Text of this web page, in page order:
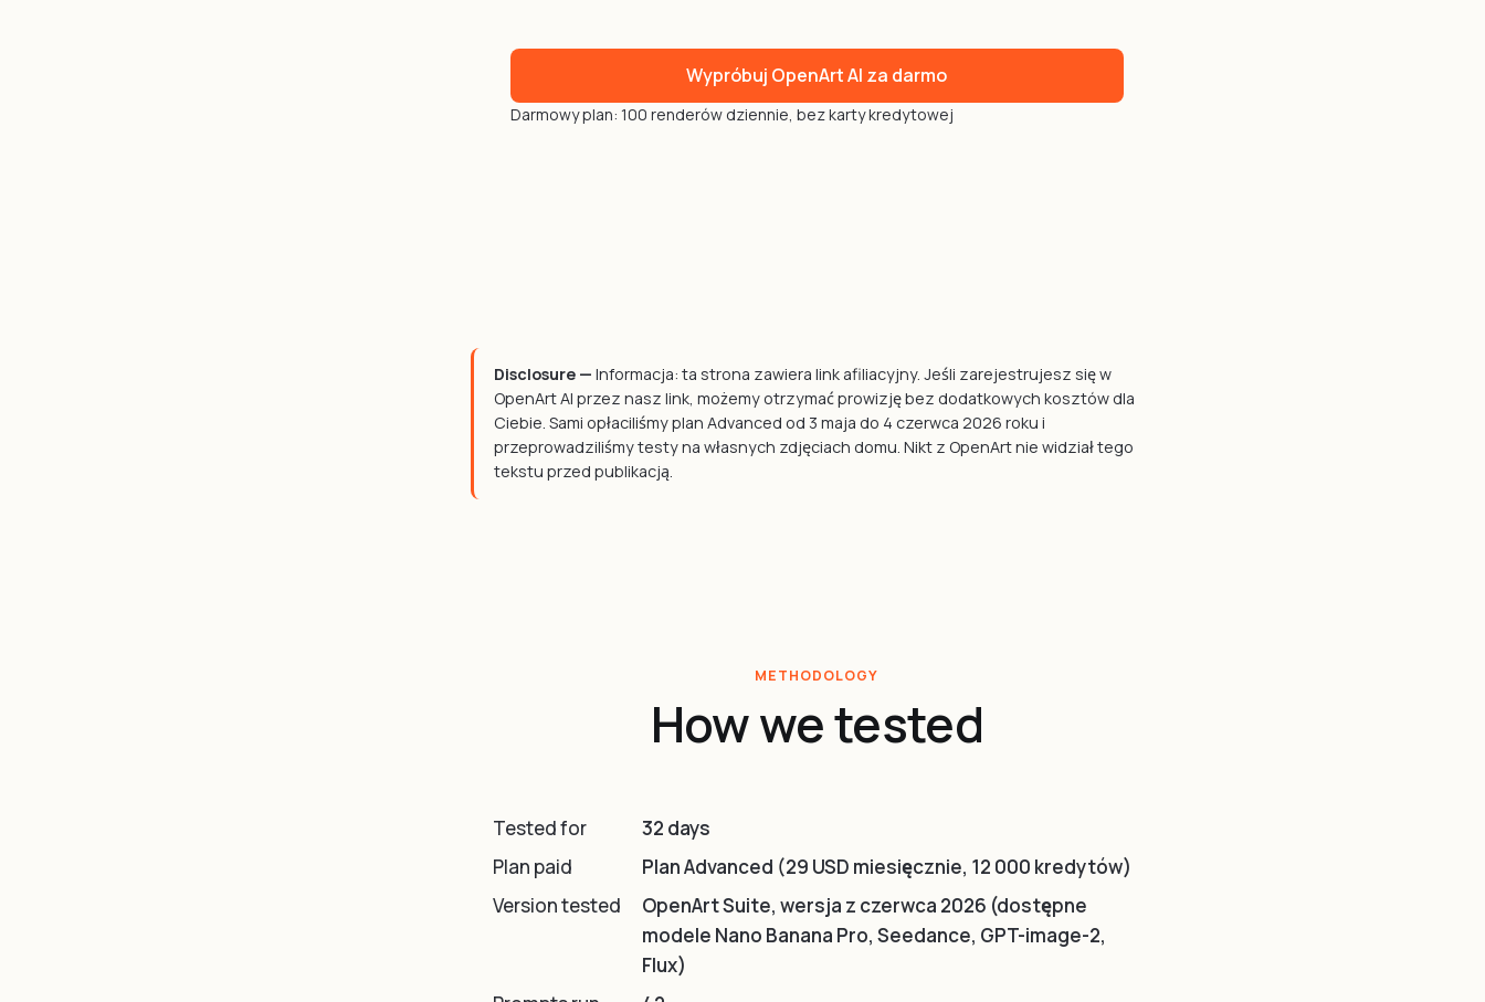
Wypróbuj OpenArt AI za darmo
Darmowy plan: 100 renderów dziennie, bez karty kredytowej
Disclosure — Informacja: ta strona zawiera link afiliacyjny. Jeśli zarejestrujesz się w
OpenArt AI przez nasz link, możemy otrzymać prowizję bez dodatkowych kosztów dla
Ciebie. Sami opłaciliśmy plan Advanced od 3 maja do 4 czerwca 2026 roku i
przeprowadziliśmy testy na własnych zdjęciach domu. Nikt z OpenArt nie widział tego
tekstu przed publikacją.
METHODOLOGY
How we tested
Tested for
32 days
Plan paid
Plan Advanced (29 USD miesięcznie, 12 000 kredytów)
Version tested
OpenArt Suite, wersja z czerwca 2026 (dostępne
modele Nano Banana Pro, Seedance, GPT-image-2,
Flux)